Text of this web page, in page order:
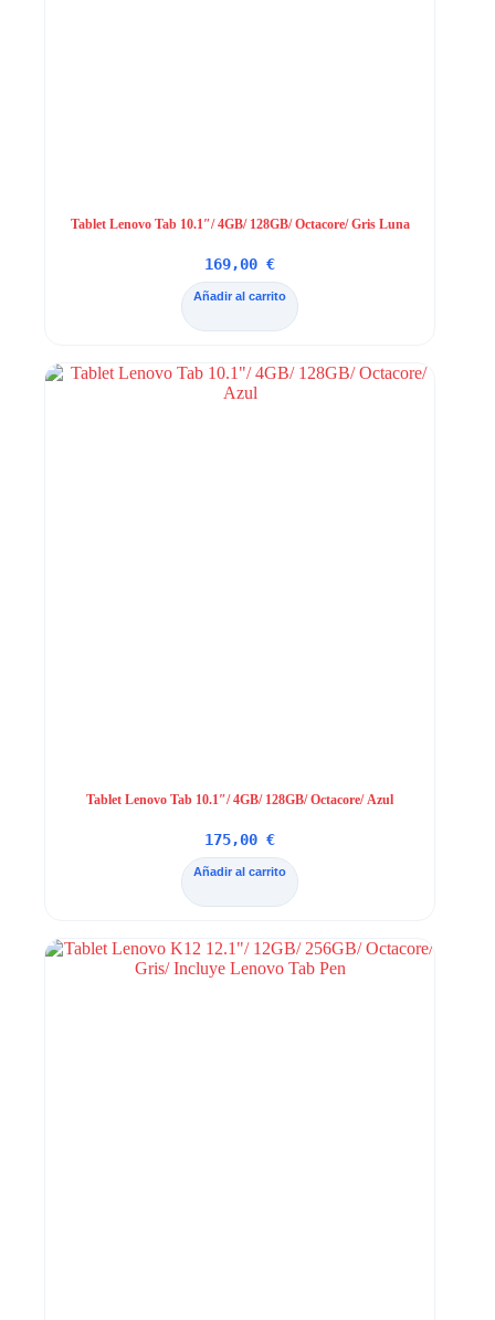
Tablet Lenovo Tab 10.1″/ 4GB/ 128GB/ Octacore/ Gris Luna
169,00€
Añadir al carrito
Tablet Lenovo Tab 10.1″/ 4GB/ 128GB/ Octacore/ Azul
175,00€
Añadir al carrito